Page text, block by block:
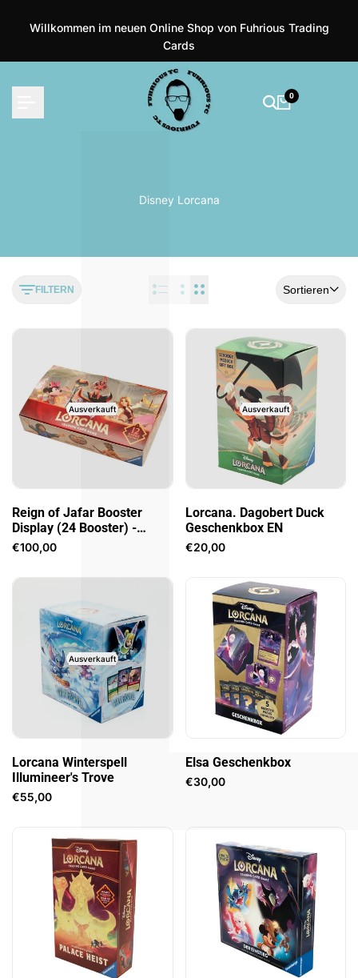
Willkommen im neuen Online Shop von Fuhrious Trading
Cards
0
Disney Lorcana
FILTERN Sortieren
Ausverkauft
Reign of Jafar Booster
Display (24 Booster) -
Englisch
Verkaufspreis
€100,00
Ausverkauft
Lorcana. Dagobert Duck
Geschenkbox EN
Verkaufspreis
€20,00
Ausverkauft
Lorcana Winterspell
Illumineer's Trove
Verkaufspreis
€55,00
In den Warenkorb legen
Elsa Geschenkbox
Verkaufspreis
€30,00